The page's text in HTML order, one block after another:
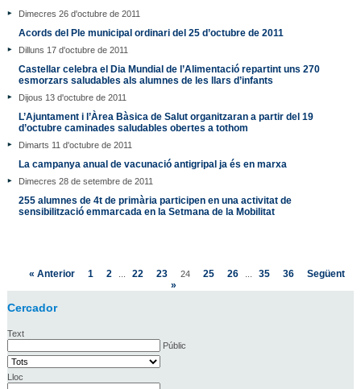
Dimecres 26 d'octubre de 2011
Acords del Ple municipal ordinari del 25 d’octubre de 2011
Dilluns 17 d'octubre de 2011
Castellar celebra el Dia Mundial de l’Alimentació repartint uns 270
esmorzars saludables als alumnes de les llars d’infants
Dijous 13 d'octubre de 2011
L’Ajuntament i l’Àrea Bàsica de Salut organitzaran a partir del 19
d’octubre caminades saludables obertes a tothom
Dimarts 11 d'octubre de 2011
La campanya anual de vacunació antigripal ja és en marxa
Dimecres 28 de setembre de 2011
255 alumnes de 4t de primària participen en una activitat de
sensibilització emmarcada en la Setmana de la Mobilitat
« Anterior 1 2 22 23 24 25 26 35 36
Següent
»
Cercador
Text
Públic
Lloc